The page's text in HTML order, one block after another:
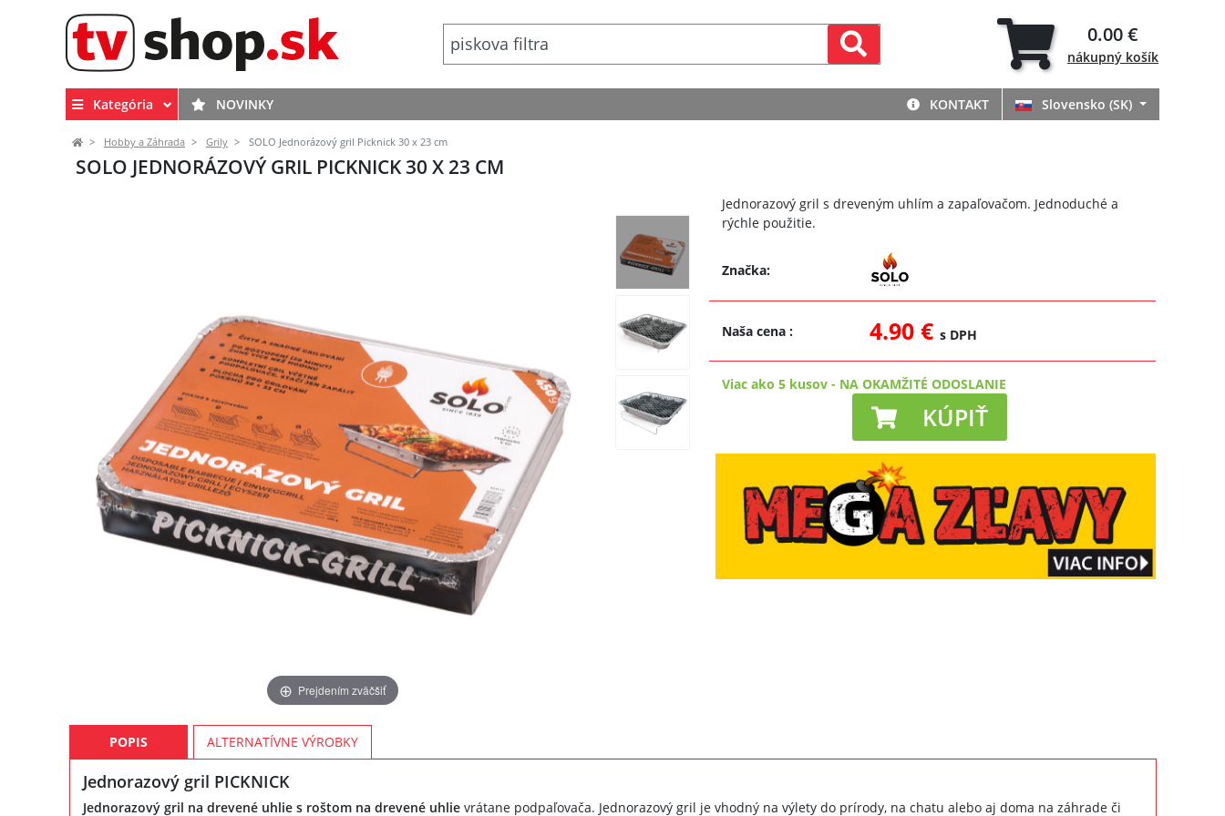
0.00 €
nákupný košík
Kategória NOVINKY KONTAKT Slovensko (SK)
Hobby a Záhrada Grily SOLO Jednorázový gril Picknick 30 x 23 cm
SOLO JEDNORÁZOVÝ GRIL PICKNICK 30 X 23 CM
Prejdením zväčšiť
Jednorazový gril s dreveným uhlím a zapaľovačom. Jednoduché a
rýchle použitie.
Značka:
Naša cena: 4.90 €s DPH
Viac ako 5 kusov - NA OKAMŽITÉ ODOSLANIE
KÚPIŤ
POPIS ALTERNATÍVNE VÝROBKY
Jednorazový gril PICKNICK
Jednorazový gril na drevené uhlie s roštom na drevené uhlievrátane podpaľovača. Jednorazový gril je vhodný na výlety do prírody, na chatu alebo aj doma na záhrade či